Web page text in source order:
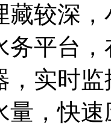
藏较深
务平台
，实时
量，快